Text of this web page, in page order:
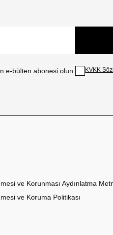
e-bülten abonesi olun. KVKK
ve Korunması Aydınlatma
ve Koruma Politikası